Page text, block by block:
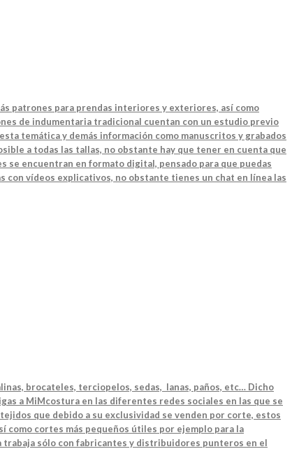
patrones para prendas interiores y exteriores, así como
de indumentaria tradicional cuentan con un estudio previo
temática y demás información como manuscritos y grabados
a todas las tallas, no obstante hay que tener en cuenta que
se encuentran en formato digital, pensado para que puedas
con vídeos explicativos, no obstante tienes un chat en línea las
brocateles, terciopelos, sedas, lanas, paños, etc… Dicho
a MiMcostura en las diferentes redes sociales en las que se
que debido a su exclusividad se venden por corte, estos
como cortes más pequeños útiles por ejemplo para la
sólo con fabricantes y distribuidores punteros en el